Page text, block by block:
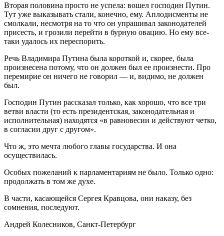
Вторая половина просто не успела: вошел господин Путин.
Тут уже выказывать стали, конечно, ему. Аплодисменты не
смолкали, несмотря на то что он упрашивал законодателей
присесть, и грозили перейти в бурную овацию. Но ему все-
таки удалось их переспорить.
Речь Владимира Путина была короткой и, скорее, была
произнесена потому, что он должен был ее произнести. Про
перемирие он ничего не говорил — и, видимо, не должен
был.
Господин Путин рассказал только, как хорошо, что все три
ветви власти (то есть президентская, законодательная и
исполнительная) находятся «в равновесии и действуют четко,
в согласии друг с другом».
Что ж, это мечта любого главы государства. И она
осуществилась.
Особых пожеланий к парламентариям не было. Только одно:
продолжать в том же духе.
В части, касающейся Сергея Кравцова, они наказу, без
сомнения, последуют.
Андрей Колесников, Санкт-Петербург